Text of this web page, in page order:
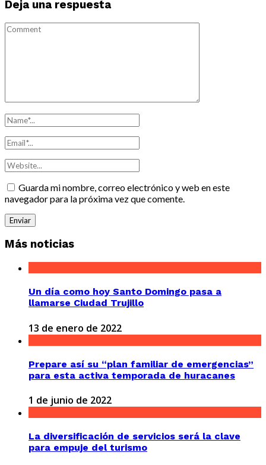
Deja una respuesta
Guarda mi nombre, correo electrónico y web en este
navegador para la próxima vez que comente.
Más noticias
Un día como hoy Santo Domingo pasa a
llamarse Ciudad Trujillo
13 de enero de 2022
Prepare así su “plan familiar de emergencias”
para esta activa temporada de huracanes
1 de junio de 2022
La diversificación de servicios será la clave
para empuje del turismo